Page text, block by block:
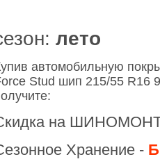
лето
автомобильную
Stud шип 215/55 R16
на
Хранение -